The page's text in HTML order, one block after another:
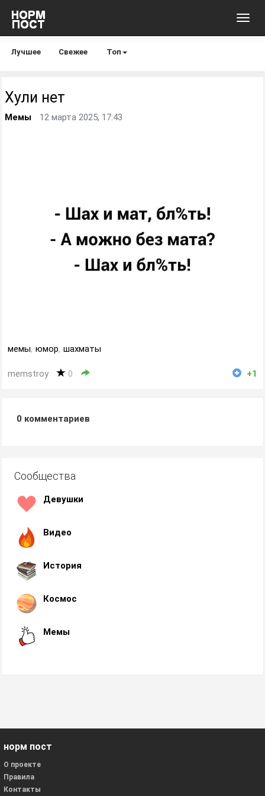
Лучшее Свежее Топ
Хули нет
Мемы 12 марта 2025, 17:43
мемы, юмор, шахматы
memstroy 0 +1
0 комментариев
Сообщества
Девушки
Видео
История
Космос
Мемы
норм пост
О проекте
Правила
Контакты